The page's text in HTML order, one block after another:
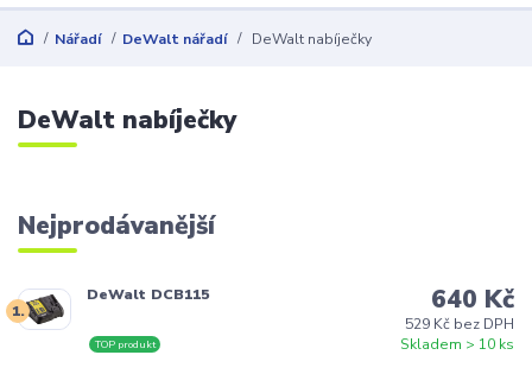
Nářadí DeWalt nářadí DeWalt nabíječky
DeWalt nabíječky
Nejprodávanější
1.
DeWalt DCB115
Skladem > 10 ks
TOP produkt
640 Kč
529 Kč bez DPH